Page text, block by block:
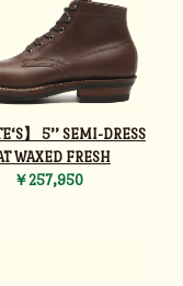
】 5’’ SEMI-DRESS
WAXED FRESH
￥257,950